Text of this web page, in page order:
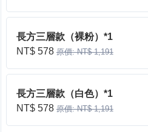
長方三層款（裸粉）*1
NT$ 578 原價: NT$ 1,191
長方三層款（白色）*1
NT$ 578 原價: NT$ 1,191